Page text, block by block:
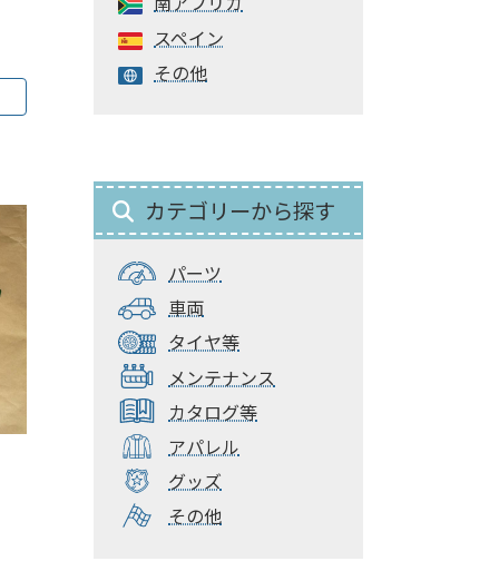
南アフリカ
スペイン
その他
カテゴリーから探す
パーツ
車両
タイヤ等
メンテナンス
カタログ等
アパレル
グッズ
その他